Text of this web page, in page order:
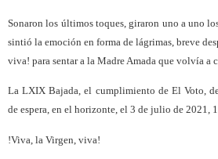
Sonaron los últimos toques, giraron uno a uno
sintió la emoción en forma de lágrimas, breve
viva! para sentar a la Madre Amada que volvía a
La LXIX Bajada, el cumplimiento de El Voto,
de espera, en el horizonte, el 3 de julio de 2021,
!Viva, la Virgen, viva!